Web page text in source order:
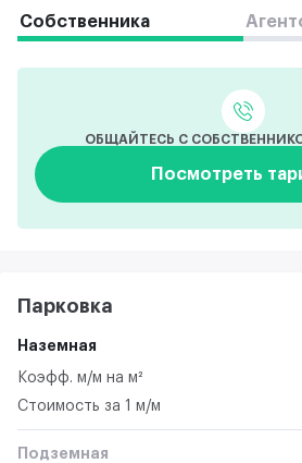
Собственника
ОБЩАЙТЕСЬ С
Посмотреть
Парковка
Наземная
Коэфф. м/м на м²
Стоимость за 1 м/м
Подземная